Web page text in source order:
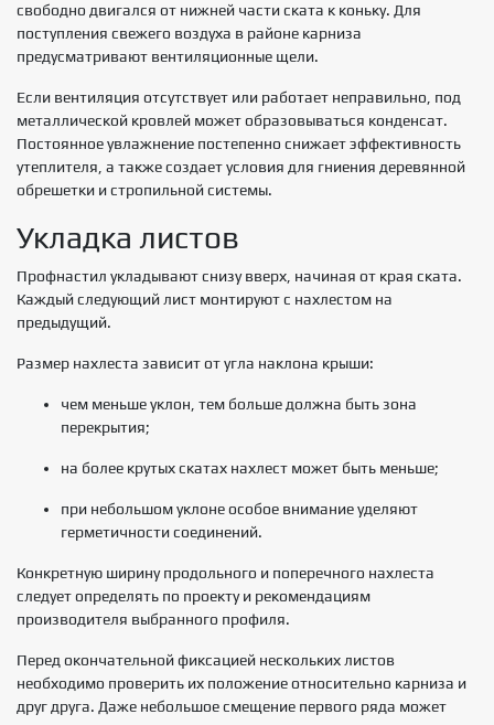
свободно двигался от нижней части ската к коньку. Для
поступления свежего воздуха в районе карниза
предусматривают вентиляционные щели.
Если вентиляция отсутствует или работает неправильно, под
металлической кровлей может образовываться конденсат.
Постоянное увлажнение постепенно снижает эффективность
утеплителя, а также создает условия для гниения деревянной
обрешетки и стропильной системы.
Укладка листов
Профнастил укладывают снизу вверх, начиная от края ската.
Каждый следующий лист монтируют с нахлестом на
предыдущий.
Размер нахлеста зависит от угла наклона крыши:
чем меньше уклон, тем больше должна быть зона
перекрытия;
на более крутых скатах нахлест может быть меньше;
при небольшом уклоне особое внимание уделяют
герметичности соединений.
Конкретную ширину продольного и поперечного нахлеста
следует определять по проекту и рекомендациям
производителя выбранного профиля.
Перед окончательной фиксацией нескольких листов
необходимо проверить их положение относительно карниза и
друг друга. Даже небольшое смещение первого ряда может